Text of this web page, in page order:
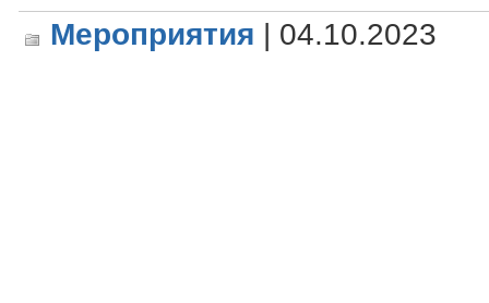
Мероприятия | 04.10.2023